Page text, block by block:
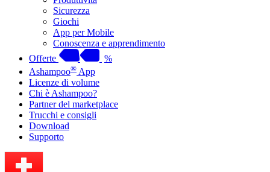
Sicurezza
Giochi
App per Mobile
Conoscenza e apprendimento
Offerte
%
Ashampoo® App
Licenze di volume
Chi è Ashampoo?
Partner del marketplace
Trucchi e consigli
Download
Supporto